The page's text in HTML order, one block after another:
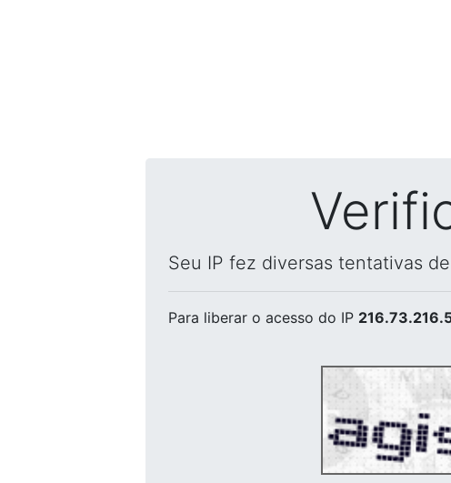
Seu IP fez diversas tentativas
Para liberar o acesso do IP